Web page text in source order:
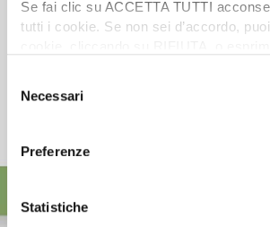
Se fai clic su ACCETTA TUTTI
tutti i cookie. Se non sei d’accordo,
desideri accettare e cliccando
delNecessari
Preferenze
Statistiche